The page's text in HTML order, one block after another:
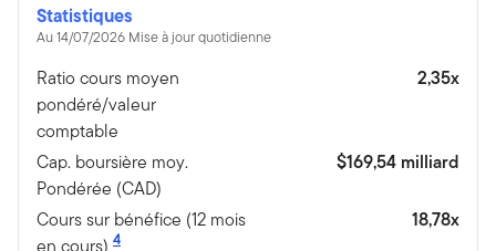
Statistiques
Au 14/07/2026 Mise à jour quotidienne
Ratio cours moyen
pondéré/valeur
comptable
2,35x
Cap. boursière moy.
Pondérée (CAD)
$169,54 milliard
Cours sur bénéfice (12 mois
en cours) 4
18,78x